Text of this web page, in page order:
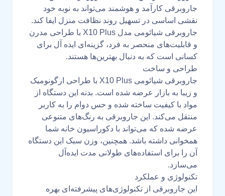
جاروبرقی کارآمد و هوشمند می‌تواند به نوبه خود
نقشی اساسی در تسهیل روند نظافت منزل ایفا کند.
جاروبرقی شیائومی مدل X10 Plus با طراحی مدرن
و قابلیت‌های منحصر به فرد، گزینه‌ای ایده آل برای
کسانی است که به دنبال بهترین‌ها هستند.
طراحی و ساخت
جاروبرقی شیائومی X10 Plus با طراحی ارگونومیک
و زیبا به بازار عرضه شده است. بدنه این دستگاه از
مواد با کیفیت ساخته شده و حس دوام را به کاربر
منتقل می‌کند. این جاروبرقی به رنگ‌های متنوعی
عرضه شده که می‌تواند با دکوراسیون خانه شما
همخوانی داشته باشد. همچنین، وزن سبک این دستگاه
آن را برای استفاده‌های طولانی مدت ایده‌آل
می‌سازد.
تکنولوژی و عملکرد
این جاروبرقی از تکنولوژی‌های پیشرفته‌ای بهره